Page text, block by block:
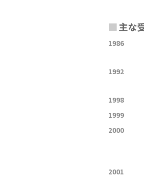
■主な
1986
1992
1998
1999
2000
2001